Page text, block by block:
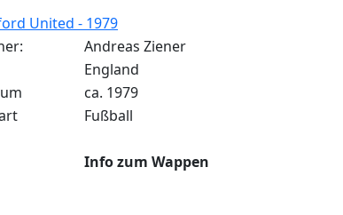
United - 1979
Andreas Ziener
England
ca. 1979
Fußball
Info zum Wappen